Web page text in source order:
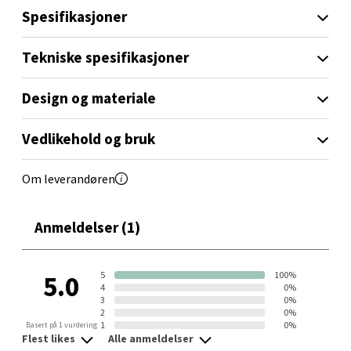
• Flip-up stativ for rundstykker og croissanter
• Stoppknapp og varmhold
• Uttakbart smulebrett
• Effekt: 800W
Praktisk funksjon i et diskret og tidløst design.
Spesifikasjoner
Tekniske spesifikasjoner
Design og materiale
Vedlikehold og bruk
Om leverandøren
Anmeldelser (1)
5.0
Basert på 1 vurdering
5
100%
4
0%
3
0%
2
0%
1
0%
Flest likes Alle anmeldelser
Sandvika - Thon Senter Sandvika
Brodtkorbsgate 7, 1338 Sandvika
Åpent i dag 10-21
0 i butikk
Velg
Bergen - Thon Senter Sartor
Sartorvegen 12, 5353 Straume
Åpent i dag 10-21